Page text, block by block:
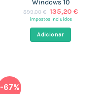
Windows 10
899,00€ O
preço
era:
899,00 €.
135,20€O
impostos incluídos
Adicionar
-67%